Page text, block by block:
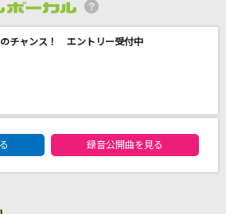
チャンス！ エントリー受付中
ボーカルエントリーランキング
録音公開曲を見る